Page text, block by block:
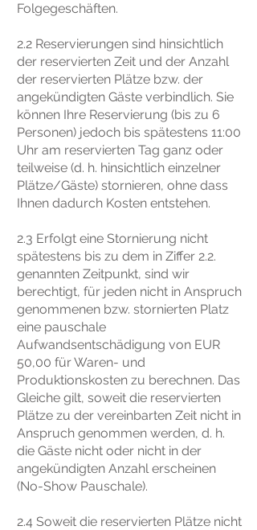
Folgegeschäften.
2.2 Reservierungen sind hinsichtlich
der reservierten Zeit und der Anzahl
der reservierten Plätze bzw. der
angekündigten Gäste verbindlich. Sie
können Ihre Reservierung (bis zu 6
Personen) jedoch bis spätestens 11:00
Uhr am reservierten Tag ganz oder
teilweise (d. h. hinsichtlich einzelner
Plätze/Gäste) stornieren, ohne dass
Ihnen dadurch Kosten entstehen.
2.3 Erfolgt eine Stornierung nicht
spätestens bis zu dem in Ziffer 2.2.
genannten Zeitpunkt, sind wir
berechtigt, für jeden nicht in Anspruch
genommenen bzw. stornierten Platz
eine pauschale
Aufwandsentschädigung von EUR
50,00 für Waren- und
Produktionskosten zu berechnen. Das
Gleiche gilt, soweit die reservierten
Plätze zu der vereinbarten Zeit nicht in
Anspruch genommen werden, d. h.
die Gäste nicht oder nicht in der
angekündigten Anzahl erscheinen
(No-Show Pauschale).
2.4 Soweit die reservierten Plätze nicht